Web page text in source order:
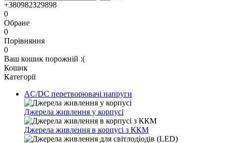
+380982329898
0
Обране
0
Порівняння
0
Ваш кошик порожній :(
Кошик
Категорії
AC/DC перетворювачі напруги
Джерела живлення у корпусі
Джерела живлення в корпусі з ККМ